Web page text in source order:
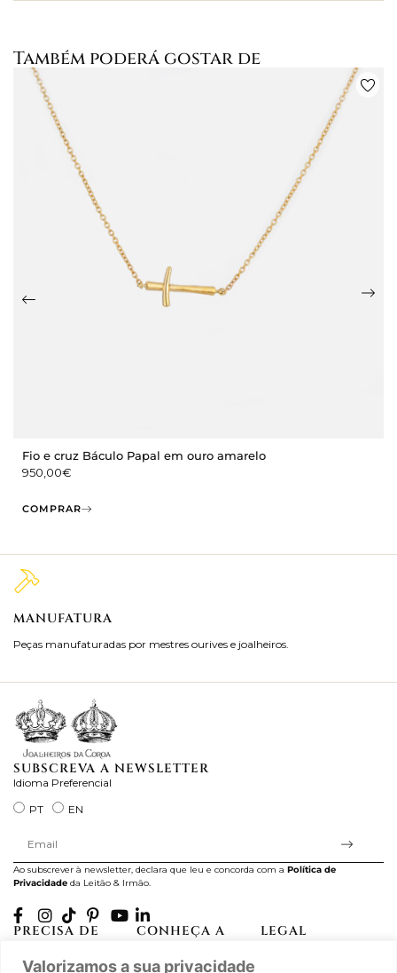
Valorizamos a sua privacidade
Também poderá gostar de
Fio e cruz Báculo Papal em ouro amarelo
950,00€
COMPRAR
MANUFATURA
Peças manufaturadas por mestres ourives e joalheiros.
SUBSCREVA A NEWSLETTER
Idioma Preferencial
PT
EN
Ao subscrever à newsletter, declara que leu e concorda com a Política de
Privacidade da Leitão & Irmão.
PRECISA DE
A minha conta
CONHEÇA A
História
LEGAL